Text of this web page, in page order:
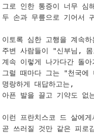
그로 인한 통증이 너무 심
두 손과 무릎으로 기어서
이토록 심한 고행을 계속
주변 사람들이 "신부님,
계속 이렇게 나가다간 돌
그럴 때마다 그는 "천국에
명랑하게 대답하고는,
아픈 발을 끌고 기약도 없
이런 프란치스코 드 살에
곧 쓰러질 것만 같은 피로